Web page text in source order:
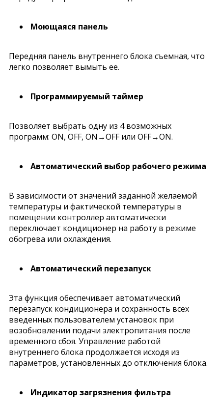
Моющаяся панель
Передняя панель внутреннего блока съемная, что
легко позволяет вымыть ее.
Программируемый таймер
Позволяет выбрать одну из 4 возможных
программ: ON, OFF, ON→OFF или OFF→ON.
Автоматический выбор рабочего режима
В зависимости от значений заданной желаемой
температуры и фактической температуры в
помещении контроллер автоматически
переключает кондиционер на работу в режиме
обогрева или охлаждения.
Автоматический перезапуск
Эта функция обеспечивает автоматический
перезапуск кондиционера и сохранность всех
введенных пользователем установок при
возобновлении подачи электропитания после
временного сбоя. Управление работой
внутреннего блока продолжается исходя из
параметров, установленных до отключения блока.
Индикатор загрязнения фильтра